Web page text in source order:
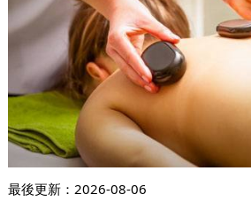
最後更新： 2026-08-06